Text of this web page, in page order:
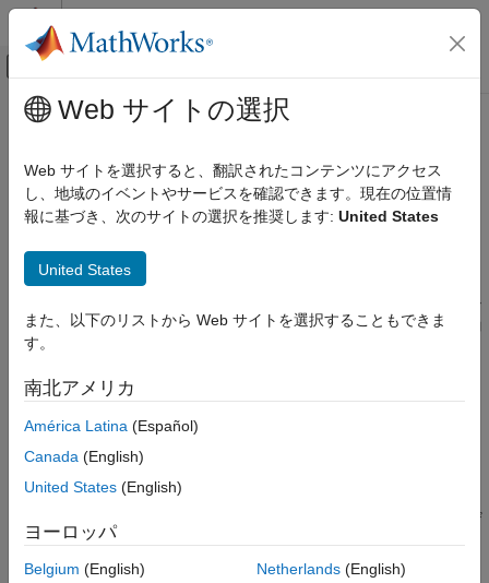
コンテンツへスキップ
オフキャンバス ナビゲーション メ
ドキュメンテーションのホーム
コード検証
Polyspace Code Prover
ソースとビルド オプションの構成
-include
項目一覧
設定
コマンド ライン情報
参考
メインコンテンツ
-include
解析に関係する各 C ファイルにインクルード ( #include) される
ファイルの指定
説明
されるファイル
を指定します。本ソフトウェアは、解析に使用する前処理後のコ
ードに
オプションの設定
以下のいずれかの方法を使用してオプションを設定します。
Polyspace Platform
プ製品のみ): このオプションは、Polyspace Platform ユーザ
ー インターフェイスでは使用できません。代わりに強制イン
クルードを使用してください。
Web サイトの選択
Web サイトを選択すると、翻訳されたコンテンツにアクセス
し、地域のイベントやサービスを確認できます。現在の位置情
報に基づき、次のサイトの選択を推奨します: United States
United States
また、以下のリストから Web サイトを選択することもできま
す。
南北アメリカ
América Latina (Español)
Canada (English)
United States (English)
ヨーロッパ
Belgium (English)
Netherlands(English)